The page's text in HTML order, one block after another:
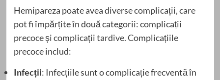
Hemipareza poate avea diverse complicații, care
pot fi împărțite în două categorii: complicații
precoce și complicații tardive. Complicațiile
precoce includ:
Infecții: Infecțiile sunt o complicație frecventă în